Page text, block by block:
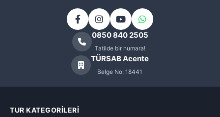
0850 840 2505
Tatilde bir numara!
TÜRSAB Acente
Belge No: 18441
TUR KATEGORILERI